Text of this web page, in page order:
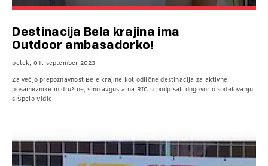
Destinacija Bela krajina ima
Outdoor ambasadorko!
petek, 01. september 2023
Za večjo prepoznavnost Bele krajine kot odlične destinacija za aktivne
posameznike in družine, smo avgusta na RIC-u podpisali dogovor o sodelovanju
s Špelo Vidic.